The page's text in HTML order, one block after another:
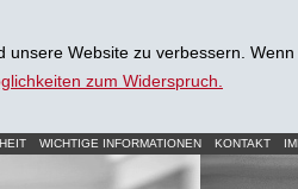
Website zu verbessern. Wenn
zum Widerspruch.
WICHTIGE INFORMATIONEN KONTAKT